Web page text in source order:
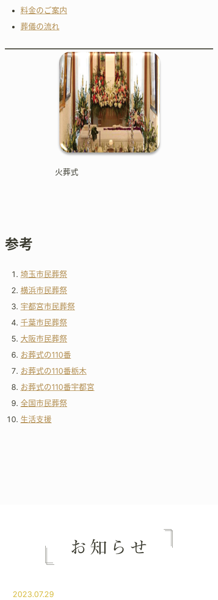
料金のご案内
葬儀の流れ
火葬式
参考
埼玉市民葬祭
横浜市民葬祭
宇都宮市民葬祭
千葉市民葬祭
大阪市民葬祭
お葬式の110番
お葬式の110番栃木
お葬式の110番宇都宮
全国市民葬祭
生活支援
2023.07.29